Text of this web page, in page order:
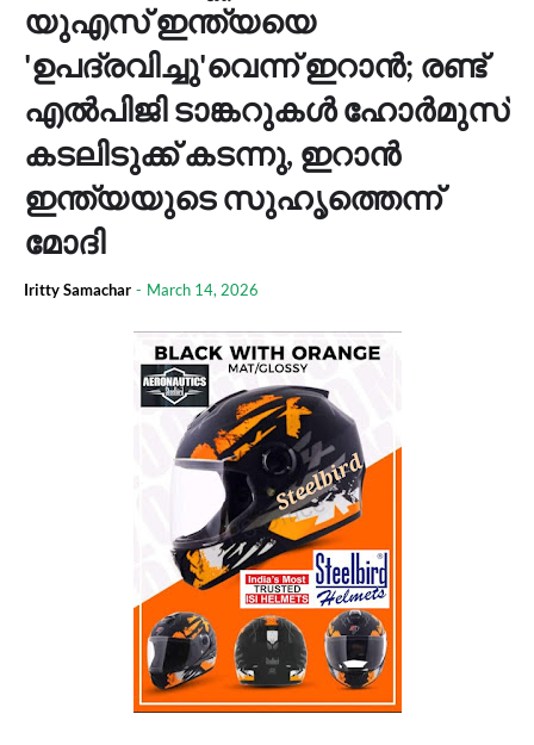
യുഎസ് ഇന്ത്യയെ
'ഉപദ്രവിച്ചു'വെന്ന് ഇറാൻ; രണ്ട്
എൽപിജി ടാങ്കറുകൾ ഹോർമുസ്
കടലിടുക്ക് കടന്നു, ഇറാൻ
ഇന്ത്യയുടെ സുഹൃത്തെന്ന്
മോദി
Iritty Samachar - March 14, 2026